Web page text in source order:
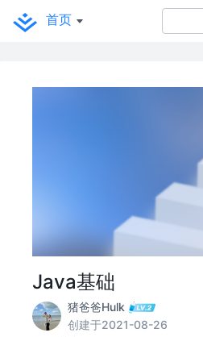
首页
Java基础
猪爸爸Hulk
创建于2021-08-26